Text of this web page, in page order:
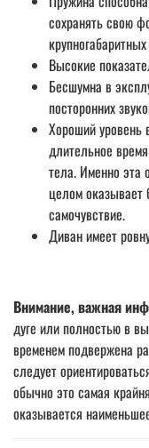
сохранять свою
Высокие
Бесшумна в
посторонних
Хороший уровень
длительное
тела. Именно эта
целом оказывает
самочувствие.
Диван имеет
Внимание, важная
дуге или полностью в
временем подвержена
следует
обычно это самая
оказывается